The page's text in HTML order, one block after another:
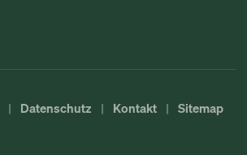
Datenschutz Kontakt Sitemap